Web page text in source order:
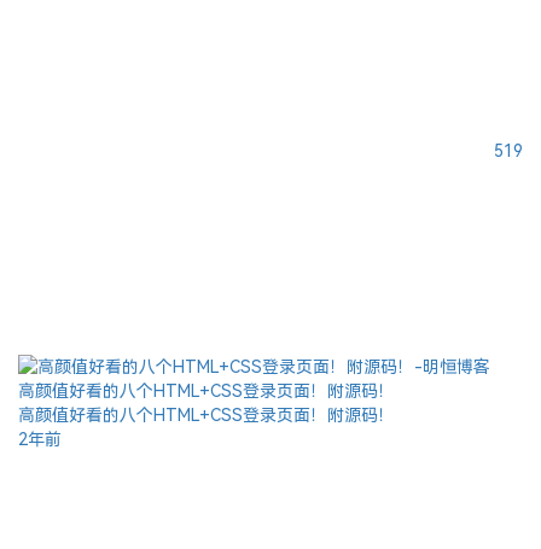
519
高颜值好看的八个HTML+CSS登录页面！附源码！
高颜值好看的八个HTML+CSS登录页面！附源码！
2年前